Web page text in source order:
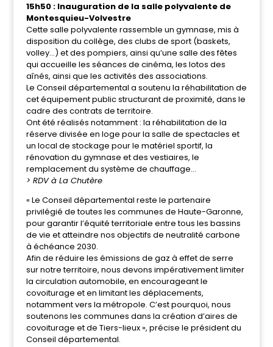
15h50 : Inauguration de la salle polyvalente de
Montesquieu-Volvestre
Cette salle polyvalente rassemble un gymnase, mis à
disposition du collège, des clubs de sport (baskets,
volley…) et des pompiers, ainsi qu’une salle des fêtes
qui accueille les séances de cinéma, les lotos des
aînés, ainsi que les activités des associations.
Le Conseil départemental a soutenu la réhabilitation de
cet équipement public structurant de proximité, dans le
cadre des contrats de territoire.
Ont été réalisés notamment : la réhabilitation de la
réserve divisée en loge pour la salle de spectacles et
un local de stockage pour le matériel sportif, la
rénovation du gymnase et des vestiaires, le
remplacement du système de chauffage…
> RDV à La Chutère
« Le Conseil départemental reste le partenaire
privilégié de toutes les communes de Haute-Garonne,
pour garantir l’équité territoriale entre tous les bassins
de vie et atteindre nos objectifs de neutralité carbone
à échéance 2030.
Afin de réduire les émissions de gaz à effet de serre
sur notre territoire, nous devons impérativement limiter
la circulation automobile, en encourageant le
covoiturage et en limitant les déplacements,
notamment vers la métropole. C’est pourquoi, nous
soutenons les communes dans la création d’aires de
covoiturage et de Tiers-lieux », précise le président du
Conseil départemental.